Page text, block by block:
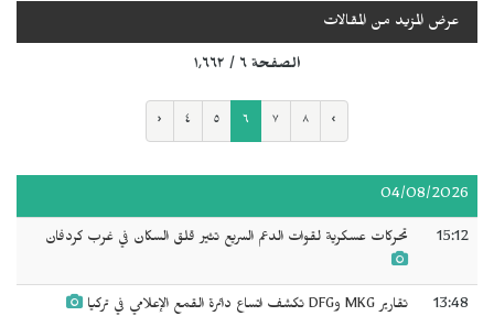
عرض المزيد من المقالات
الصفحة ٦ / ١٬٦٦٢
‹ ٤ ٥ ٦ ٧ ٨ ›
04/08/2026
15:12 تحركات عسكرية لقوات الدعم السريع تثير قلق السكان في غرب كردفان
13:48 تقارير MKG وDFG تكشف اتساع دائرة القمع الإعلامي في تركيا